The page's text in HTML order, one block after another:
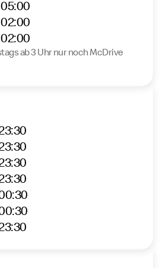
ab 3 Uhr nur noch McDrive